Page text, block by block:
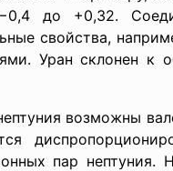
до +0,32.
свойства,
Уран склонен к
возможны
пар нептуния.